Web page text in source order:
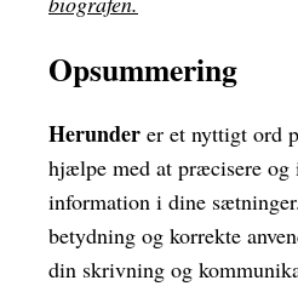
Opsummering
Herunder er et nyttigt ord
hjælpe med at præcisere og
information i dine
betydning og korrekte
din skrivning og